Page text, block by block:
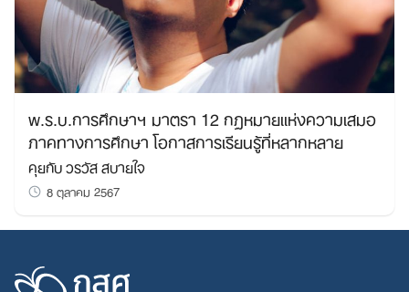
พ.ร.บ.การศึกษาฯ มาตรา 12 กฏหมายแห่งความเสมอ
ภาคทางการศึกษา โอกาสการเรียนรู้ที่หลากหลาย
คุยกับ วรวัส สบายใจ
8 ตุลาคม 2567